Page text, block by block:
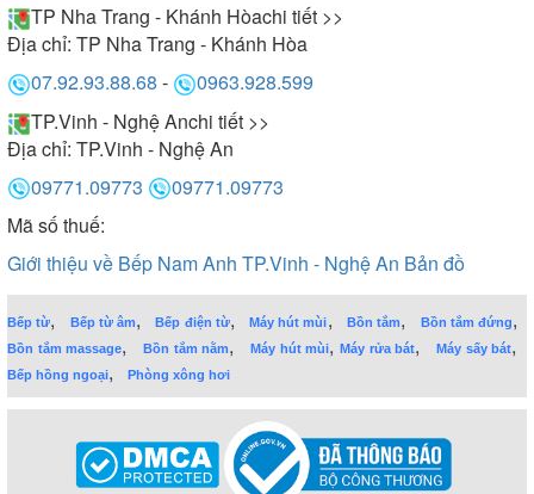
TP Nha Trang - Khánh Hòachi tiết >>
Địa chỉ: TP Nha Trang - Khánh Hòa
07.92.93.88.68 -
0963.928.599
TP.Vinh - Nghệ Anchi tiết >>
Địa chỉ: TP.Vinh - Nghệ An
09771.09773
09771.09773
Mã số thuế:
Giới thiệu về Bếp Nam Anh TP.Vinh - Nghệ An Bản đồ
Bếp từ, Bếp từ âm,Bếp điện từ,Máy hút mùi, Bồn tắm, Bồn tắm đứng,
Bồn tắm massage,Bồn tắm nằm,Máy hút mùi,Máy rửa bát,Máy sấy bát,
Bếp hồng ngoại, Phòng xông hơi